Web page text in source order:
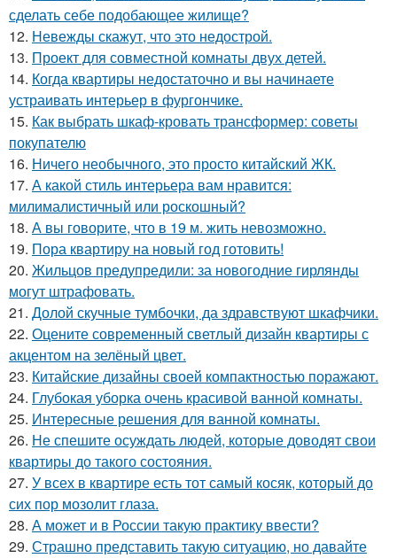
сделать себе подобающее жилище?
12. Невежды скажут, что это недострой.
13. Проект для совместной комнаты двух детей.
14. Когда квартиры недостаточно и вы начинаете
устраивать интерьер в фургончике.
15. Как выбрать шкаф-кровать трансформер: советы
покупателю
16. Ничего необычного, это просто китайский ЖК.
17. А какой стиль интерьера вам нравится:
милималистичный или роскошный?
18. А вы говорите, что в 19 м. жить невозможно.
19. Пора квартиру на новый год готовить!
20. Жильцов предупредили: за новогодние гирлянды
могут штрафовать.
21. Долой скучные тумбочки, да здравствуют шкафчики.
22. Оцените современный светлый дизайн квартиры с
акцентом на зелёный цвет.
23. Китайские дизайны своей компактностью поражают.
24. Глубокая уборка очень красивой ванной комнаты.
25. Интересные решения для ванной комнаты.
26. Не спешите осуждать людей, которые доводят свои
квартиры до такого состояния.
27. У всех в квартире есть тот самый косяк, который до
сих пор мозолит глаза.
28. А может и в России такую практику ввести?
29. Страшно представить такую ситуацию, но давайте